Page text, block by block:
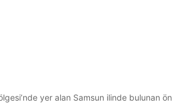
yer alan Samsun ilinde bulunan